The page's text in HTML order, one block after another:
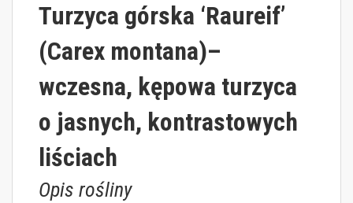
Turzyca górska ‘Raureif’
(Carex montana)–
wczesna, kępowa turzyca
o jasnych, kontrastowych
liściach
Opis rośliny